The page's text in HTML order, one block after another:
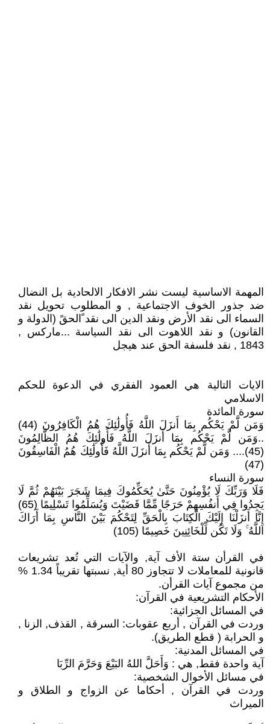
المهمة الاساسية ليست نشر الافكار الالحادية بل النضال
ضد جذور الخوف الاجتماعية , و المطلوب تحويل نقد
السماء الى نقد الأرض ونقد الدين الى نقد ًالحقً (الدولة و
القانون) و نقد اللاهوت الى نقد السياسة ...ماركس ,
1843 , نقد فلسفة الحق عند هيجل
الايات التالية هي العمود الفقري في الدعوة للحكم
الاسلامي
سورة المائدة
وَمَن لَّمْ يَحْكُم بِمَا أَنزَلَ اللَّهُ فَأُولَٰئِكَ هُمُ الْكَافِرُونَ (44)
..وَمَن لَّمْ يَحْكُم بِمَا أَنزَلَ اللَّهُ فَأُولَٰئِكَ هُمُ الظَّالِمُونَ
(45).... وَمَن لَّمْ يَحْكُم بِمَا أَنزَلَ اللَّهُ فَأُولَٰئِكَ هُمُ الْفَاسِقُونَ
(47)
سورة النساء
فَلَا وَرَبِّكَ لَا يُؤْمِنُونَ حَتَّىٰ يُحَكِّمُوكَ فِيمَا شَجَرَ بَيْنَهُمْ ثُمَّ لَا
يَجِدُوا فِي أَنفُسِهِمْ حَرَجًا مِّمَّا قَضَيْتَ وَيُسَلِّمُوا تَسْلِيمًا (65)
إِنَّا أَنزَلْنَا إِلَيْكَ الْكِتَابَ بِالْحَقِّ لِتَحْكُمَ بَيْنَ النَّاسِ بِمَا أَرَاكَ
اللَّهُ ۚ وَلَا تَكُن لِّلْخَائِنِينَ خَصِيمًا (105)
في القرأن ستة الأف آية, والآيات التي تُعد تشريعات
قانونية للمعاملات لا تتجاوز 80 أية, نسبتها تقريباً 1.34 %
من مجموع آيات القرأن.
الأحكام التشريعية في القرآن:
في المسائل الجزائية:
وردت في القرآن , أربع عقوبات: السرقة , القذف, الزنا ,
و الحرابة ( قطع الطريق).
في المسائل المدنية:
آية واحدة فقط, هي : وَأَحَلَّ اللهُ البَيْعَ وَحَرَّمَ الرِّبَا
في مسائل الأخوال الشخصية:
وردت في القرآن , أحكاما عن الزواج و الطلاق و
الميراث